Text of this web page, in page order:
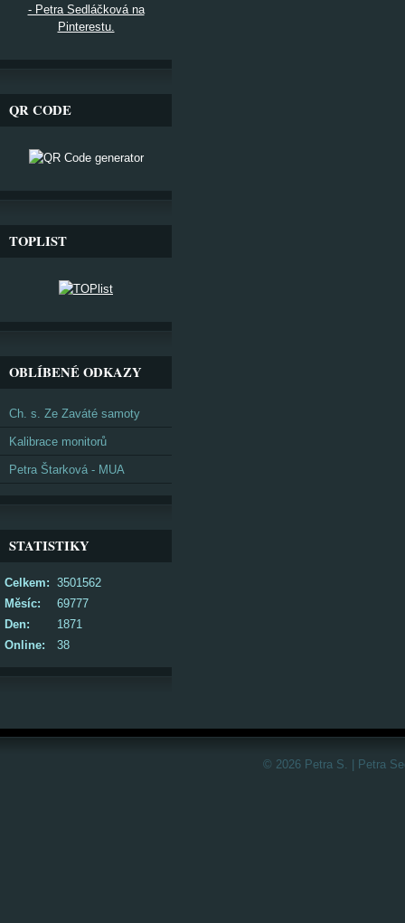
- Petra Sedláčková na
Pinterestu.
QR CODE
TOPLIST
OBLÍBENÉ ODKAZY
Ch. s. Ze Zaváté samoty
Kalibrace monitorů
Petra Štarková - MUA
STATISTIKY
Online: 38
Celkem: 3501562
Měsíc:
69777
Den:
1871
© 2026 Petra S. | Petra